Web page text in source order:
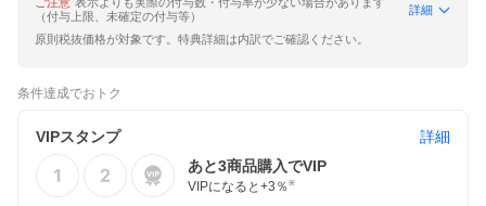
（付与上限、未確定の付与等）
詳細
原則税抜価格が対象です。特典詳細は内訳でご確認ください。
条件達成でおトク
VIPスタンプ
詳細
あと3商品購入でVIP
VIPになると+3 ％ ※